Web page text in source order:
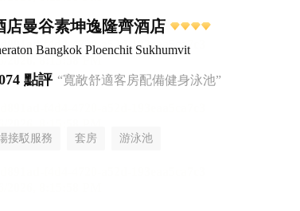
店曼谷素坤逸隆齊酒店
Bangkok Ploenchit Sukhumvit
點評 “寬敞舒適客房配備健身泳池”
接駁服務 套房 游泳池